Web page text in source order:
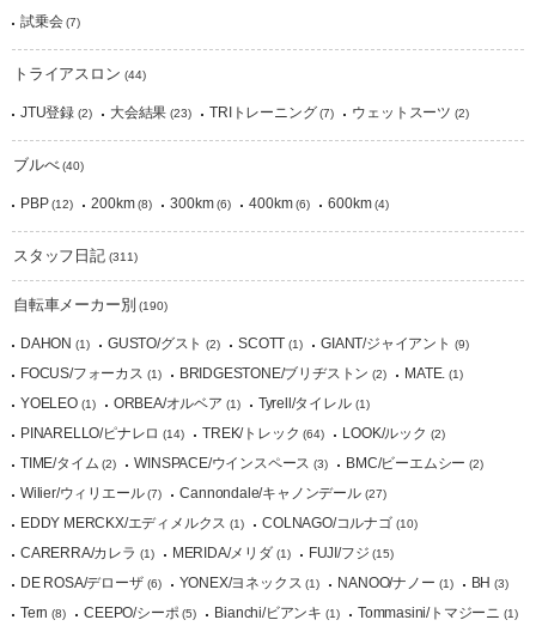
試乗会(7)
トライアスロン (44)
JTU登録 (2) 大会結果 (23) TRIトレーニング (7) ウェットスーツ (2)
ブルべ(40)
PBP(12) 200km(8) 300km(6) 400km(6) 600km(4)
スタッフ日記(311)
自転車メーカー別 (190)
DAHON (1) GUSTO/グスト (2) SCOTT (1) GIANT/ジャイアント (9)
FOCUS/フォーカス (1) BRIDGESTONE/ブリヂストン (2) MATE. (1)
YOELEO(1) ORBEA/オルベア (1) Tyrell/タイレル(1)
PINARELLO/ピナレロ (14) TREK/トレック (64) LOOK/ルック (2)
TIME/タイム (2) WINSPACE/ウインスペース (3) BMC/ビーエムシー (2)
Wilier/ウィリエール(7) Cannondale/キャノンデール(27)
EDDY MERCKX/エディメルクス (1) COLNAGO/コルナゴ (10)
CARERRA/カレラ (1) MERIDA/メリダ (1) FUJI/フジ (15)
DE ROSA/デローザ (6) YONEX/ヨネックス (1) NANOO/ナノー (1) BH (3)
Tern (8) CEEPO/シーポ (5) Bianchi/ビアンキ (1) Tommasini/トマジーニ (1)